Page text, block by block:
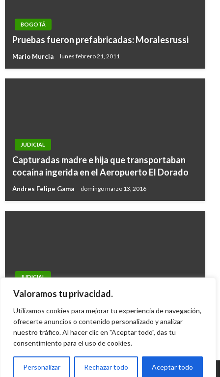
Valoramos tu privacidad.
Utilizamos cookies para mejorar tu experiencia de navegación,
ofrecerte anuncios o contenido personalizado y analizar
nuestro tráfico. Al hacer clic en "Aceptar todo", das tu
consentimiento para el uso de cookies.
Personalizar Rechazar todo Aceptar todo
BOGOTÁ
Pruebas fueron prefabricadas: Moralesrussi
Mario Murcia lunes febrero 21, 2011
JUDICIAL
Capturadas madre e hija que transportaban
cocaína ingerida en el Aeropuerto El Dorado
Andres Felipe Gama domingo marzo 13, 2016
JUDICIAL
Gaula captura a 55 responsables de extorsión
Manuel Reyes Beltran miércoles febrero 24, 2016